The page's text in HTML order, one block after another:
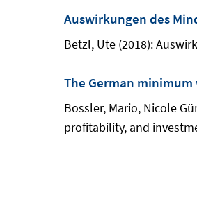
Auswirkungen des
Betzl, Ute (2018):
The German
Bossler, Mario, Nicole
profitability, and